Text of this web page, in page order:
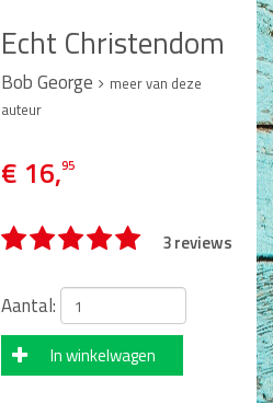
Echt Christendom
Bob George
meer van deze
auteur
€ 16,95
3 reviews
Aantal:
In winkelwagen